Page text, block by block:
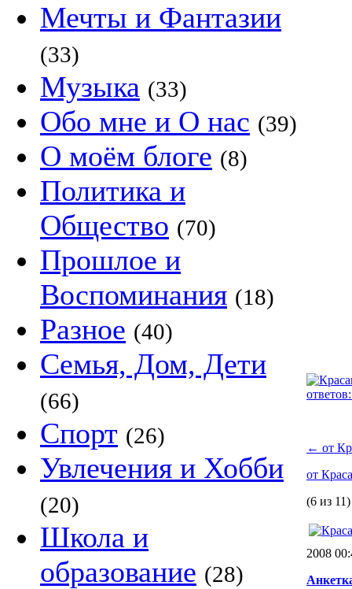
Мечты и Фантазии
(33)
Музыка (33)
Обо мне и О нас (39)
О моём блоге (8)
Политика и
Общество (70)
Прошлое и
Воспоминания (18)
Разное (40)
Семья, Дом, Дети
(66)
Спорт (26)
Увлечения и Хобби
(20)
Школа и
образование (28)
← от
от
(6 из 11)
2008